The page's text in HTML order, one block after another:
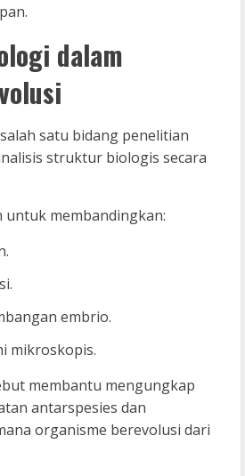
dalam
satu bidang penelitian
struktur biologis secara
membandingkan:
embrio.
mikroskopis.
membantu mengungkap
antarspesies dan
organisme berevolusi dari